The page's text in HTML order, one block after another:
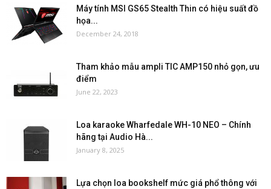
Máy tính MSI GS65 Stealth Thin có hiệu suất đồ
họa...
December 24, 2018
Tham khảo mẫu ampli TIC AMP150 nhỏ gọn, ưu
điểm
June 22, 2023
Loa karaoke Wharfedale WH-10 NEO – Chính
hãng tại Audio Hà...
January 8, 2025
Lựa chọn loa bookshelf mức giá phổ thông với